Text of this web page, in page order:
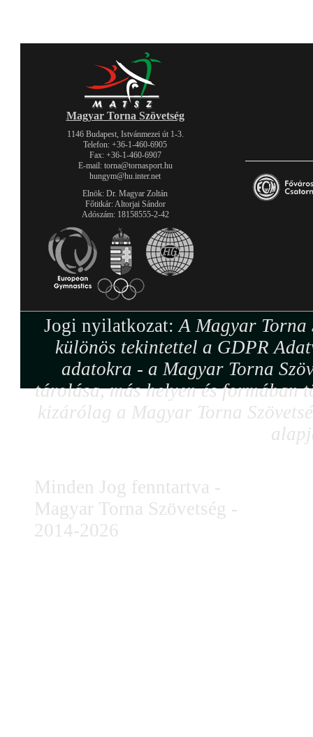
Magyar Torna Szövetség
1146 Budapest, Istvánmezei út 1-3.
Telefon: +36-1-460-6905
Fax: +36-1-460-6907
E-mail: torna@tornasport.hu
hungym@hu.inter.net
Elnök: Dr. Magyar Zoltán
Főtitkár: Altorjai Sándor
Adószám: 18158555-2-42
Jogi nyilatkozat:A Magyar Torna
különös tekintettel a GDPR
adatokra - a Magyar Torna
tárolása, más helyen és formában
kizárólag a Magyar Torna
Minden Jog fenntartva -
Magyar Torna Szövetség -
2014-2026